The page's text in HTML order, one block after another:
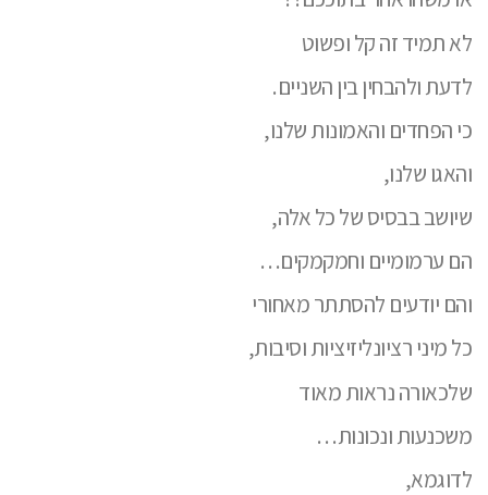
לא תמיד זה קל ופשוט
לדעת ולהבחין בין השניים.
כי הפחדים והאמונות שלנו,
והאגו שלנו,
שיושב בבסיס של כל אלה,
הם ערמומיים וחמקמקים…
והם יודעים להסתתר מאחורי
כל מיני רציונליזיציות וסיבות,
שלכאורה נראות מאוד
משכנעות ונכונות…
לדוגמא,